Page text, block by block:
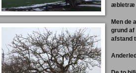
æbletræ
Men de
grund
afstand